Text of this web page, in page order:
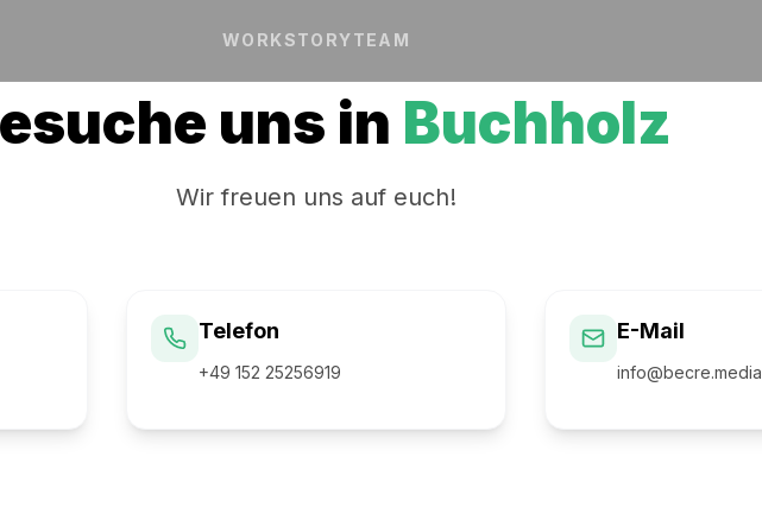
WORK STORYTEAM
uns in Buchholz
Wir freuen uns auf euch!
Telefon
+49 152 25256919
E-Mail
info@becre.media